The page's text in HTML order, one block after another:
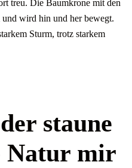
treu. Die Baumkrone mit den
wird hin und her bewegt.
Sturm, trotz starkem
staune
Natur mir